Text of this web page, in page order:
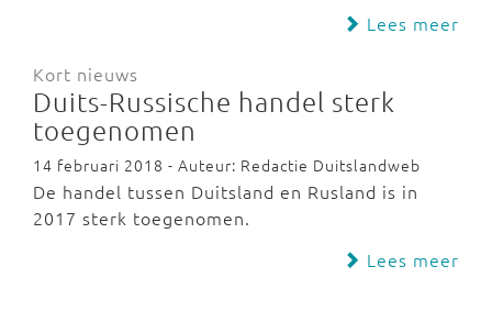
Lees meer
Kort nieuws
Duits-Russische handel sterk
toegenomen
14 februari 2018 - Auteur: Redactie Duitslandweb
De handel tussen Duitsland en Rusland is in
2017 sterk toegenomen.
Lees meer